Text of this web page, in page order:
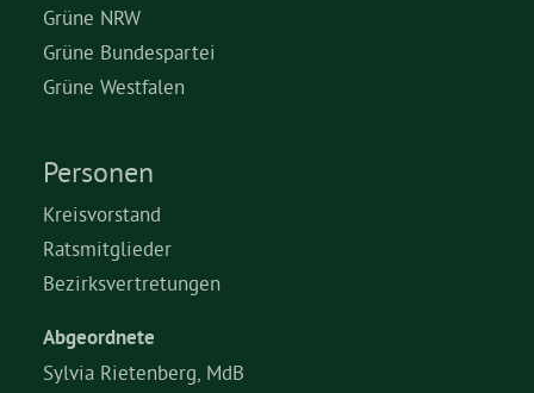
Grüne NRW
Grüne Bundespartei
Grüne Westfalen
Personen
Kreisvorstand
Ratsmitglieder
Bezirksvertretungen
Abgeordnete
Sylvia Rietenberg, MdB